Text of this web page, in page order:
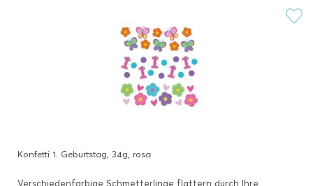
Konfetti 1. Geburtstag, 34g, rosa
Verschiedenfarbige Schmetterlinge flattern durch Ihre